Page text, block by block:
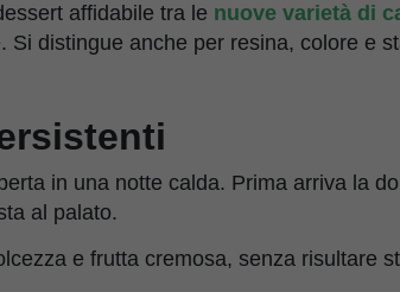
affidabile tra le nuove varietà di
distingue anche per resina, colore e
in una notte calda. Prima arriva la
al palato.
e frutta cremosa, senza risultare